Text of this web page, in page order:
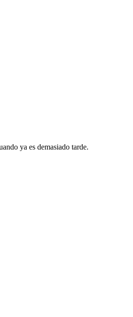
ya es demasiado tarde.